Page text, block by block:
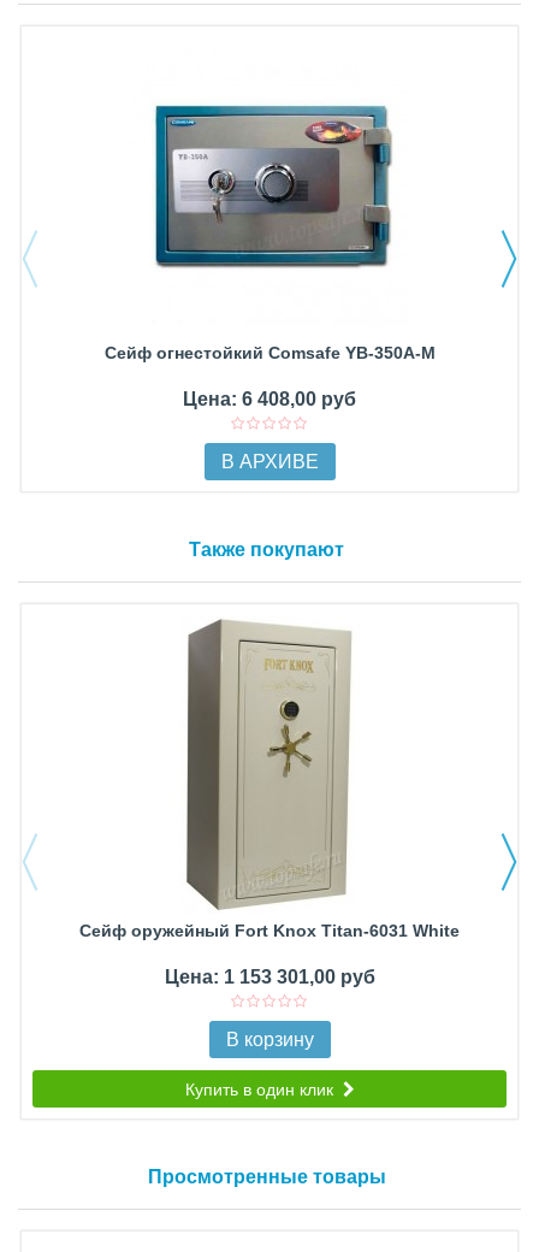
Сейф огнестойкий Comsafe YB-350A-M
Цена: 6 408,00 руб
В АРХИВЕ
Также покупают
Сейф оружейный Fort Knox Titan-6031 White
Цена: 1 153 301,00 руб
В корзину
Купить в один клик
Просмотренные товары